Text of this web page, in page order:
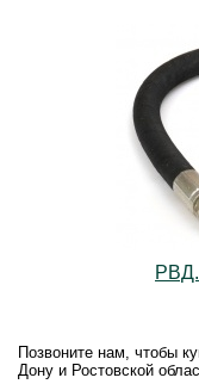
Позвоните нам, чтобы
Дону и Ростовской